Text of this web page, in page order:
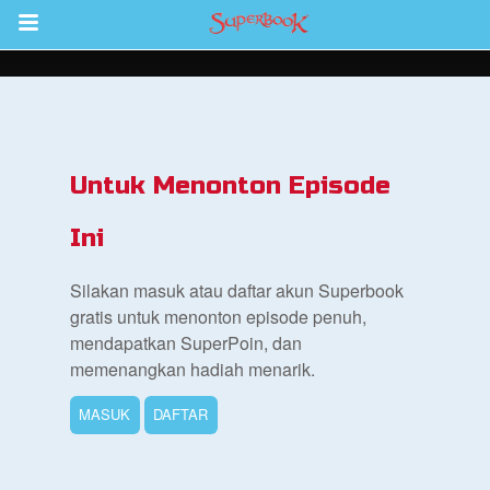
Return to Content
Alkitab untuk Anak
Untuk Menonton Episode
Ini
Silakan masuk atau daftar akun Superbook
gratis untuk menonton episode penuh,
mendapatkan SuperPoin, dan
memenangkan hadiah menarik.
MASUK DAFTAR